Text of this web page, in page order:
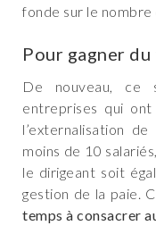
fonde sur le
Pour gagner du
De nouveau, ce
entreprises qui
l’externalisation
moins de 10
le dirigeant soit
gestion de la paie.
temps à consacrer